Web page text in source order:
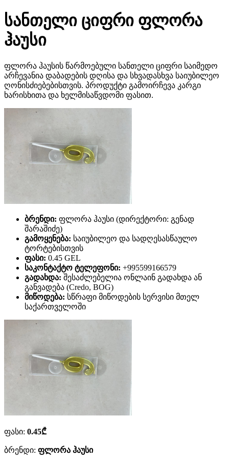
სანთელი ციფრი ფლორა
ჰაუსი
ფლორა ჰაუსის წარმოებული სანთელი ციფრი საიმედო
არჩევანია დაბადების დღისა და სხვადასხვა საიუბილეო
ღონისძიებებისთვის. პროდუქტი გამოირჩევა კარგი
ხარისხითა და ხელმისაწვდომი ფასით.
ბრენდი: ფლორა ჰაუსი (დირექტორი: გენად
შარაშიძე)
გამოყენება: საიუბილეო და სადღესასწაულო
ტორტებისთვის
ფასი: 0.45 GEL
საკონტაქტო ტელეფონი: +995599166579
გადახდა: შესაძლებელია ონლაინ გადახდა ან
განვადება (Credo, BOG)
მიწოდება: სწრაფი მიწოდების სერვისი მთელ
საქართველოში
ფასი: 0.45₾
ბრენდი: ფლორა ჰაუსი